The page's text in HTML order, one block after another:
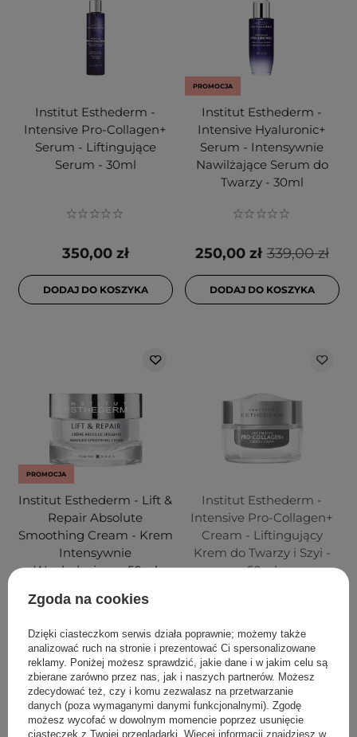
Institut Esthederm -
Intensive Pro-Collagen+
Serum - Liftingujące
Serum - 30ml
350,00 zł
DODAJ DO KOSZYKA
PROMOCJA
Institut Esthederm -
Intensive Hyaluronic+
Serum - Intensywnie
Nawilżające Serum do
Twarzy - 30ml
339,00 zł
250,00 zł
DODAJ DO KOSZYKA
PROMOCJA
Institut Esthederm - Lift &
Repair Absolute
Smoothing Cream - Krem
Intensywnie
Wygładzający - 50ml
409,00 zł
325,00 zł
DODAJ DO KOSZYKA
Institut Esthederm -
Intensive Pro-Collagen+
Cream - Liftingujący
Krem do Twarzy i Szyi -
50ml
320,00 zł
POWIADOM MNIE
Zgoda na cookies
Dzięki ciasteczkom serwis działa poprawnie; możemy także
analizować ruch na stronie i prezentować Ci spersonalizowane
reklamy. Poniżej możesz sprawdzić, jakie dane i w jakim celu są
zbierane zarówno przez nas, jak i naszych partnerów. Możesz
zdecydować też, czy i komu zezwalasz na przetwarzanie
danych (poza wymaganymi danymi funkcjonalnymi). Zgodę
możesz wycofać w dowolnym momencie poprzez usunięcie
ciasteczek z Twojej przeglądarki. Więcej informacji znajdziesz w